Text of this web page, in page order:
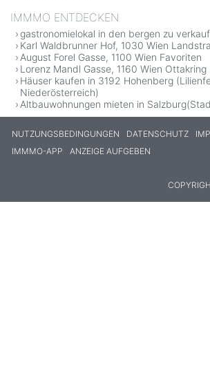
IMMMO ENTDECKEN
gastronomielokal in den bergen zu
Karl Waldbrunner Hof, 1030 Wien
August Forel Gasse, 1100 Wien Favoriten
Lorenz Mandl Gasse, 1160 Wien Ottakring
Häuser kaufen in 3192 Hohenberg
Niederösterreich)
Altbauwohnungen mieten in
NUTZUNGSBEDINGUNGEN DATENSCHUTZ
IMMMO-APP
ANZEIGE AUFGEBEN